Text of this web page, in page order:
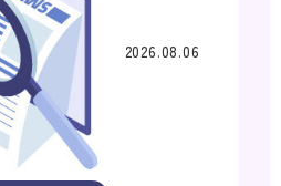
2026.08.06